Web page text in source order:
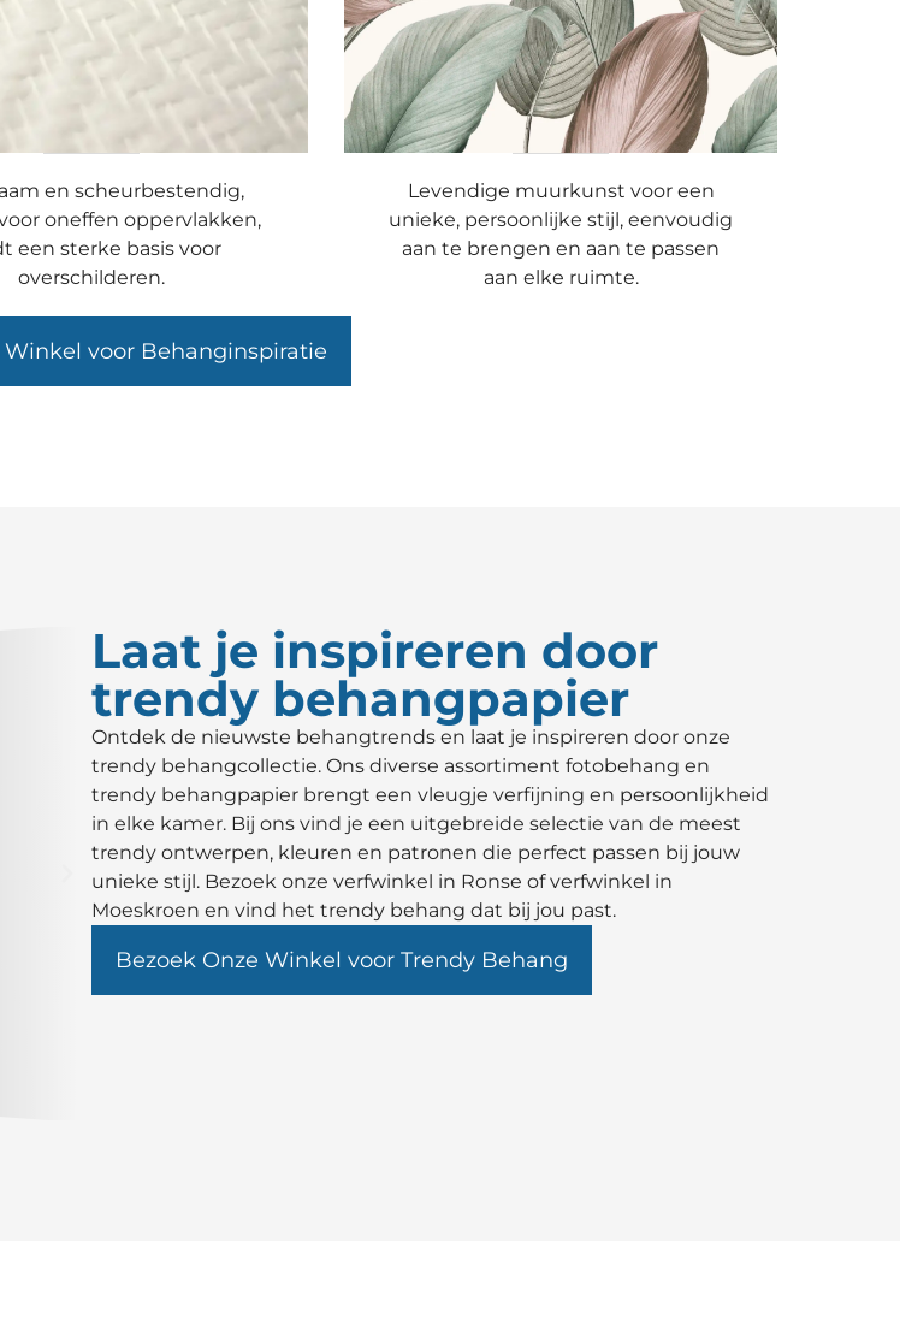
en scheurbestendig,
oneffen oppervlakken,
een sterke basis voor
overschilderen.
Levendige muurkunst voor een
unieke, persoonlijke stijl, eenvoudig
aan te brengen en aan te passen
aan elke ruimte.
Winkel voor Behanginspiratie
Laat je inspireren door
trendy behangpapier
Ontdek de nieuwste behangtrends en laat je inspireren door onze
trendy behangcollectie. Ons diverse assortiment fotobehang en
trendy behangpapier brengt een vleugje verfijning en persoonlijkheid
in elke kamer. Bij ons vind je een uitgebreide selectie van de meest
trendy ontwerpen, kleuren en patronen die perfect passen bij jouw
unieke stijl. Bezoek onze verfwinkel in Ronse of verfwinkel in
Moeskroen en vind het trendy behang dat bij jou past.
Bezoek Onze Winkel voor Trendy Behang